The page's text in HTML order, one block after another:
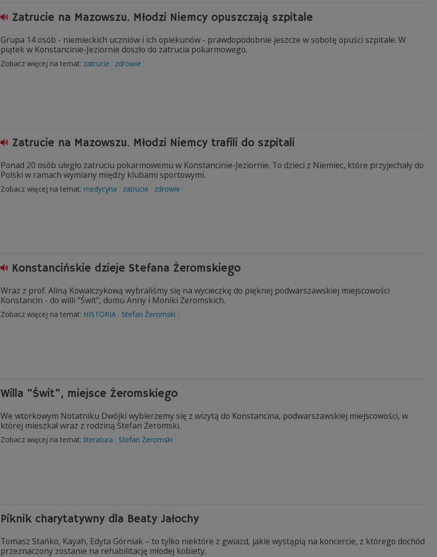
Zatrucie na Mazowszu. Młodzi Niemcy opuszczają szpitale
Grupa 14 osób - niemieckich uczniów i ich opiekunów - prawdopodobnie jeszcze w sobotę opuści szpitale. W
piątek w Konstancinie-Jeziornie doszło do zatrucia pokarmowego.
Zobacz więcej na temat: zatrucie zdrowie
Zatrucie na Mazowszu. Młodzi Niemcy trafili do szpitali
Ponad 20 osób uległo zatruciu pokarmowemu w Konstancinie-Jeziornie. To dzieci z Niemiec, które przyjechały do
Polski w ramach wymiany między klubami sportowymi.
Zobacz więcej na temat: medycyna zatrucie zdrowie
Konstancińskie dzieje Stefana Żeromskiego
Wraz z prof. Aliną Kowalczykową wybraliśmy się na wycieczkę do pięknej podwarszawskiej miejscowości
Konstancin - do willi "Świt", domu Anny i Moniki Żeromskich.
Zobacz więcej na temat: HISTORIA Stefan Żeromski
Willa "Świt", miejsce Żeromskiego
We wtorkowym Notatniku Dwójki wybierzemy się z wizytą do Konstancina, podwarszawskiej miejscowości, w
której mieszkał wraz z rodziną Stefan Żeromski.
Zobacz więcej na temat: literatura Stefan Żeromski
Piknik charytatywny dla Beaty Jałochy
Tomasz Stańko, Kayah, Edyta Górniak – to tylko niektóre z gwiazd, jakie wystąpią na koncercie, z którego dochód
przeznaczony zostanie na rehabilitację młodej kobiety.